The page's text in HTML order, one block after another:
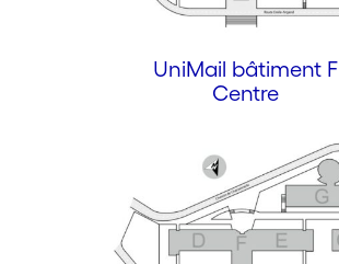
UniMail bâtiment F
Centre